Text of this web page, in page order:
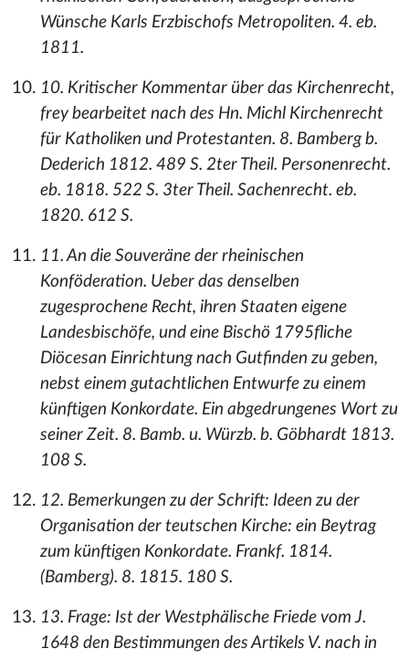
Wünsche Karls Erzbischofs Metropoliten. 4. eb.
1811.
10. Kritischer Kommentar über das Kirchenrecht,
frey bearbeitet nach des Hn. Michl Kirchenrecht
für Katholiken und Protestanten. 8. Bamberg b.
Dederich 1812. 489 S. 2ter Theil. Personenrecht.
eb. 1818. 522 S. 3ter Theil. Sachenrecht. eb.
1820. 612 S.
11. An die Souveräne der rheinischen
Konföderation. Ueber das denselben
zugesprochene Recht, ihren Staaten eigene
Landesbischöfe, und eine Bischö 1795fliche
Diöcesan Einrichtung nach Gutfinden zu geben,
nebst einem gutachtlichen Entwurfe zu einem
künftigen Konkordate. Ein abgedrungenes Wort zu
seiner Zeit. 8. Bamb. u. Würzb. b. Göbhardt 1813.
108 S.
12. Bemerkungen zu der Schrift: Ideen zu der
Organisation der teutschen Kirche: ein Beytrag
zum künftigen Konkordate. Frankf. 1814.
(Bamberg). 8. 1815. 180 S.
13. Frage: Ist der Westphälische Friede vom J.
1648 den Bestimmungen des Artikels V. nach in